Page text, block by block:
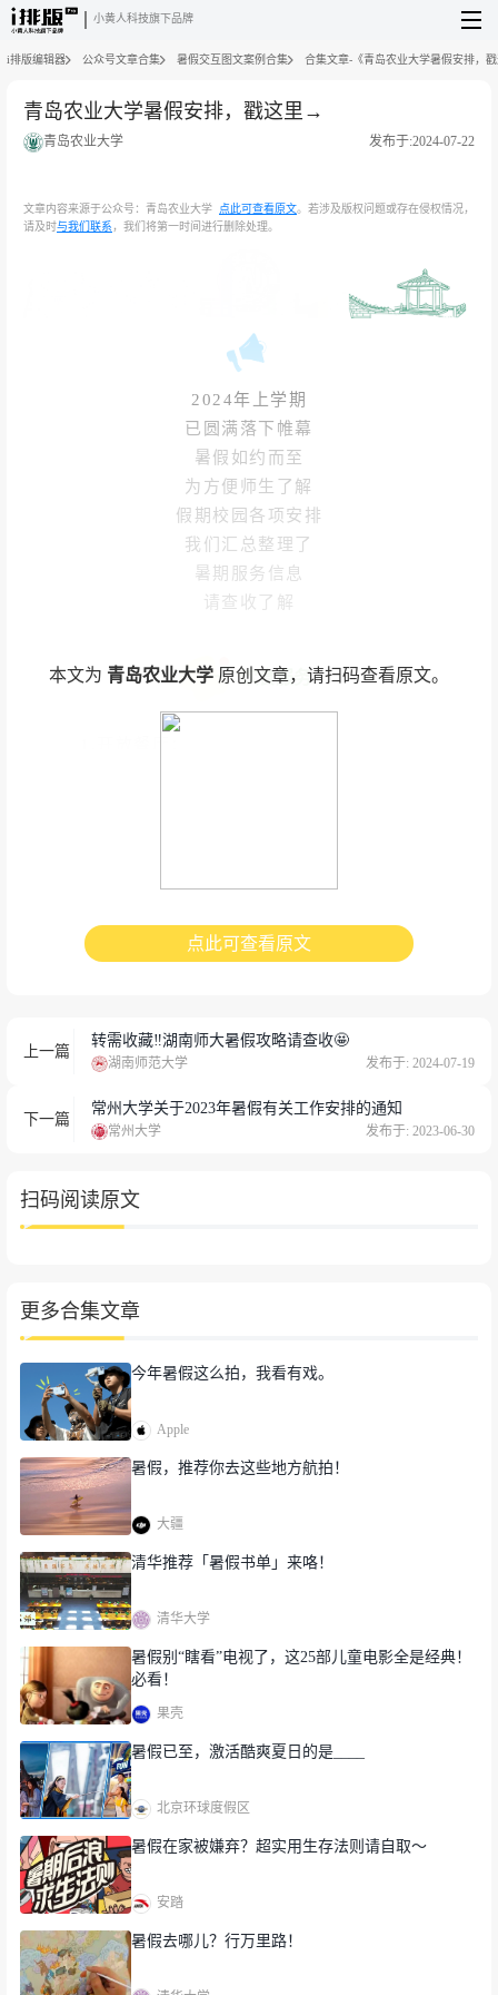
小黄人科技旗下品牌
i排版编辑器 公众号文章合集 暑假交互图文案例合集 合集文章-《青岛农业大学暑假安排，
青岛农业大学暑假安排，戳这里→
青岛农业大学 发布于:2024-07-22
文章内容来源于公众号：青岛农业大学 点此可查看原文。若涉及版权问题或存在侵权情况，
请及时与我们联系 ，我们将第一时间进行删除处理。
2024年上学期
已圆满落下帷幕
暑假如约而至
为方便师生了解
假期校园各项安排
我们汇总整理了
暑期服务信息
请查收了解
一、饮食服务
海都负一楼超市正常营业。
2.西苑5号楼、7号楼洗浴正常开放。
1.宿舍楼：暑假留有学生的楼宇直饮水正常供
应。
2.教学楼：D区直饮水正常供应。
1.东苑五环体育场快递中心、海都餐厅三楼。
本文为 青岛农业大学 原创文章，请扫码查看原文。
点此可查看原文
上一篇
转需收藏‼️湖南师大暑假攻略请查收🤩
湖南师范大学 发布于: 2024-07-19
下一篇
常州大学关于2023年暑假有关工作安排的通知
常州大学 发布于: 2023-06-30
扫码阅读原文
更多合集文章
今年暑假这么拍，我看有戏。
Apple
暑假，推荐你去这些地方航拍！
大疆
清华推荐「暑假书单」来咯！
清华大学
暑假别“瞎看”电视了，这25部儿童电影全是经典！
必看！
果壳
暑假已至，激活酷爽夏日的是____
北京环球度假区
暑假在家被嫌弃？超实用生存法则请自取～
安踏
暑假去哪儿？行万里路！